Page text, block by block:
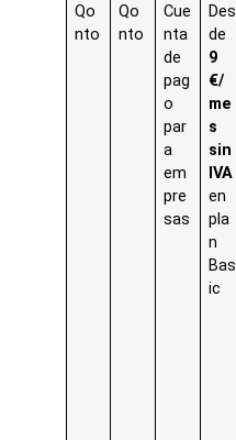
Qo
nto
Qo
nto
Cue
nta
de
pag
o
par
a
em
pre
sas
Des
de
9
€/
me
s
sin
IVA
en
pla
n
Bas
ic